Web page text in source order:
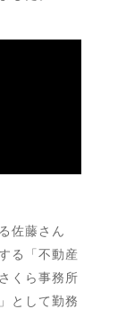
佐藤さん
る「不動産
くら事務所
として勤務